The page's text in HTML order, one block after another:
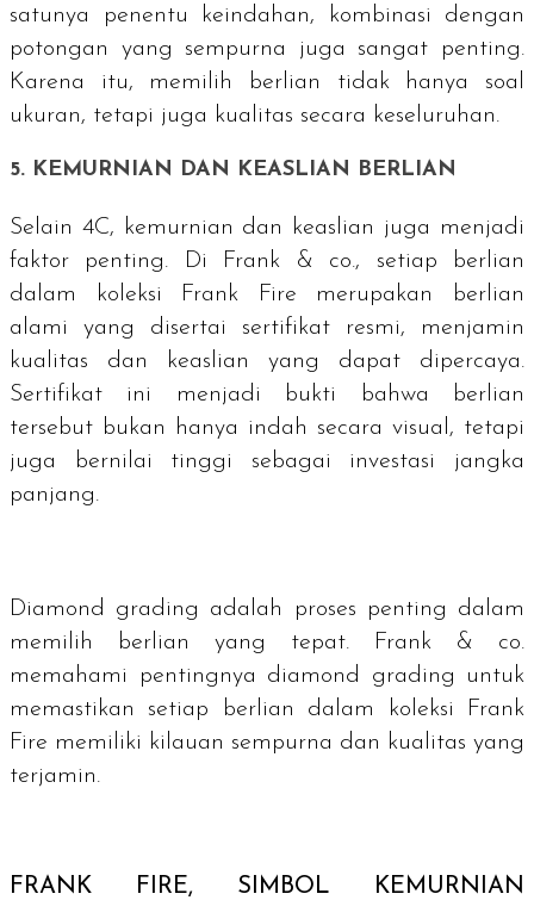
satunya penentu keindahan, kombinasi dengan
potongan yang sempurna juga sangat penting.
Karena itu, memilih berlian tidak hanya soal
ukuran, tetapi juga kualitas secara keseluruhan.
5. KEMURNIAN DAN KEASLIAN BERLIAN
Selain 4C, kemurnian dan keaslian juga menjadi
faktor penting. Di Frank & co., setiap berlian
dalam koleksi Frank Fire merupakan berlian
alami yang disertai sertifikat resmi, menjamin
kualitas dan keaslian yang dapat dipercaya.
Sertifikat ini menjadi bukti bahwa berlian
tersebut bukan hanya indah secara visual, tetapi
juga bernilai tinggi sebagai investasi jangka
panjang.
Diamond grading adalah proses penting dalam
memilih berlian yang tepat. Frank & co.
memahami pentingnya diamond grading untuk
memastikan setiap berlian dalam koleksi Frank
Fire memiliki kilauan sempurna dan kualitas yang
terjamin.
FRANK FIRE, SIMBOL KEMURNIAN